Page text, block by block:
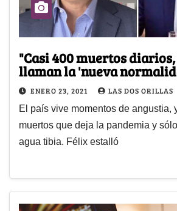
"Casi 400 muertos diarios,
llaman la 'nueva
ENERO 23, 2021 LAS DOS ORILLAS
El país vive momentos de angustia,
muertos que deja la pandemia y
agua tibia. Félix estalló